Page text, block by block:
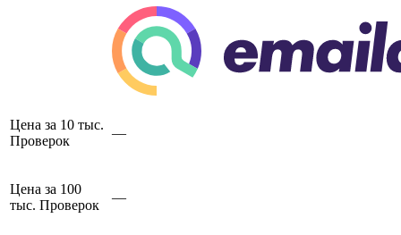
Цена за 10 тыс.
Проверок
—
Цена за 100
тыс. Проверок
—